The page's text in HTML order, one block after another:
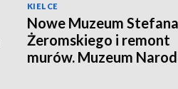
KIELCE
Nowe Muzeum Stefana
Żeromskiego i remont
murów. Muzeum